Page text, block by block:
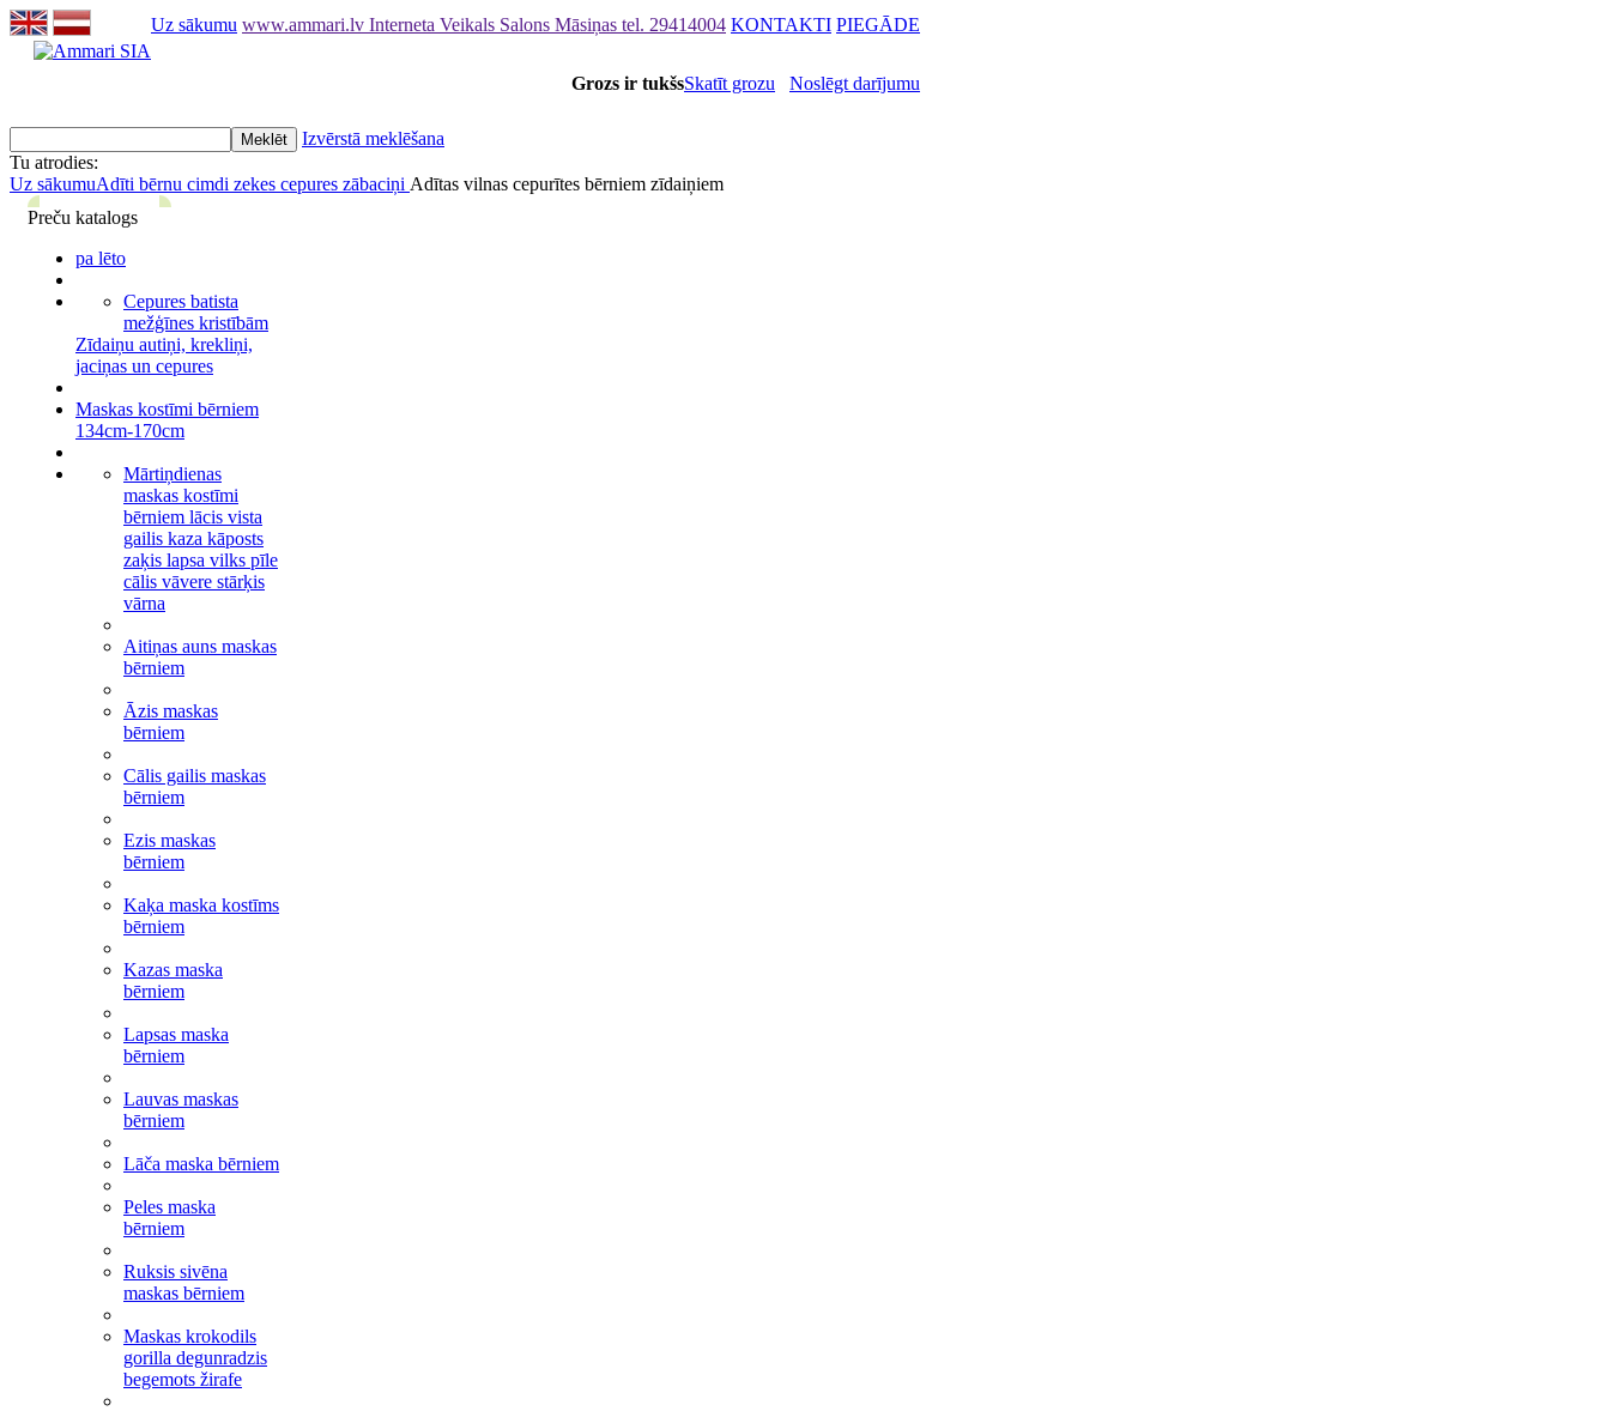
Uz sākumu www.ammari.lv Interneta Veikals Salons Māsiņas tel. 29414004 KONTAKTI PIEGĀDE
Grozs ir tukšsSkatīt grozu Noslēgt darījumu
Izvērstā meklēšana
Tu atrodies:
Uz sākumuAdīti bērnu cimdi zekes cepures zābaciņi Adītas vilnas cepurītes bērniem zīdaiņiem
Preču katalogs
pa lēto
Cepures batista
mežģīnes kristībām
Zīdaiņu autiņi, krekliņi,
jaciņas un cepures
Maskas kostīmi bērniem
134cm-170cm
Mārtiņdienas
maskas kostīmi
bērniem lācis vista
gailis kaza kāposts
zaķis lapsa vilks pīle
cālis vāvere stārķis
vārna
Aitiņas auns maskas
bērniem
Āzis maskas
bērniem
Cālis gailis maskas
bērniem
Ezis maskas
bērniem
Kaķa maska kostīms
bērniem
Kazas maska
bērniem
Lapsas maska
bērniem
Lauvas maskas
bērniem
Lāča maska bērniem
Peles maska
bērniem
Ruksis sivēna
maskas bērniem
Maskas krokodils
gorilla degunradzis
begemots žirafe